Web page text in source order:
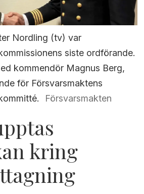
Nordling (tv) var
siste ordförande.
kommendör Magnus Berg,
för Försvarsmaktens
Försvarsmakten
kring